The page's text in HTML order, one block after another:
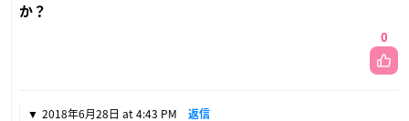
か？
0
2018年6月28日 at 4:43 PM 返信